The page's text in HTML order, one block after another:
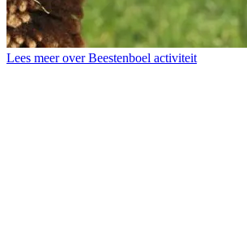
Lees meer over Beestenboel activiteit